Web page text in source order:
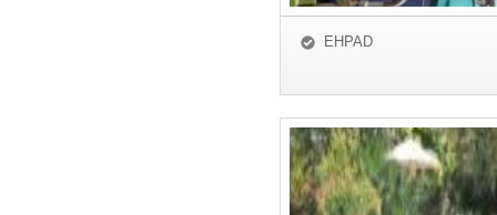
EHPAD